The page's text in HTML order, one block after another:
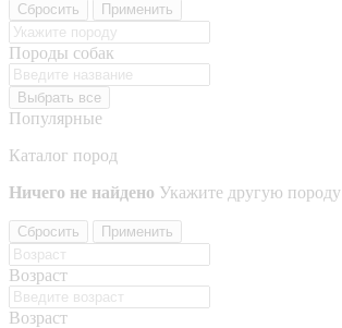
Сбросить Применить
Породы собак
Выбрать все
Популярные
Каталог пород
Ничего не найдено Укажите другую породу
Сбросить Применить
Возраст
Возраст